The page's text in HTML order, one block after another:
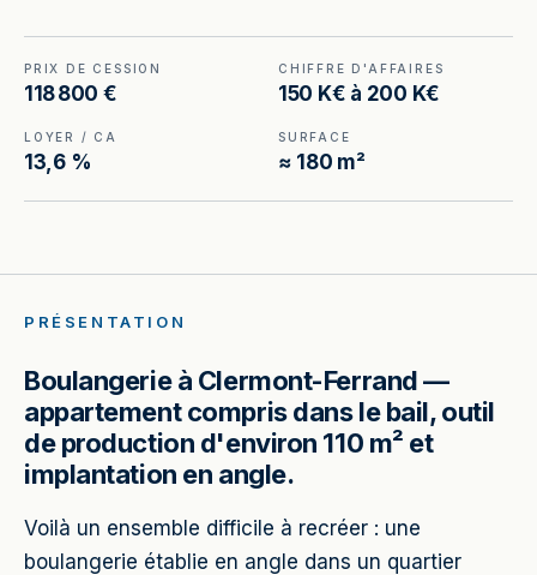
PRIX DE CESSION
118 800 €
CHIFFRE D'AFFAIRES
150 K€ à 200 K€
LOYER / CA
13,6 %
SURFACE
≈ 180 m²
PRÉSENTATION
Boulangerie à Clermont-Ferrand —
appartement compris dans le bail, outil
de production d'environ 110 m² et
implantation en angle.
Voilà un ensemble difficile à recréer : une
boulangerie établie en angle dans un quartier